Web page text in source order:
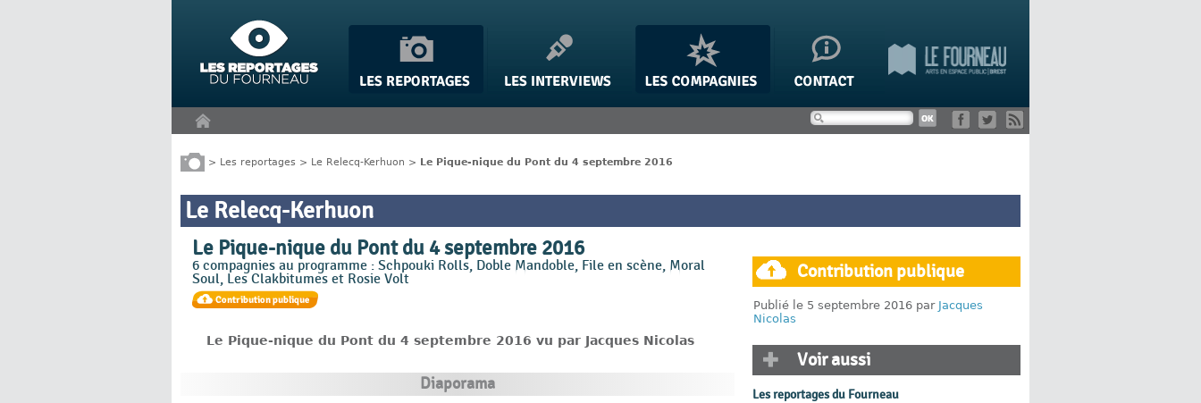
> Les reportages > Le Relecq-Kerhuon > Le Pique-nique du Pont du 4 septembre 2016
Le Relecq-Kerhuon
Le Pique-nique du Pont du 4 septembre 2016
6 compagnies au programme : Schpouki Rolls, Doble Mandoble, File en scène, Moral
Soul, Les Clakbitumes et Rosie Volt
Le Pique-nique du Pont du 4 septembre 2016 vu par Jacques Nicolas
Diaporama
Contribution publique
Publié le 5 septembre 2016 par Jacques
Nicolas
Voir aussi
Les reportages du Fourneau